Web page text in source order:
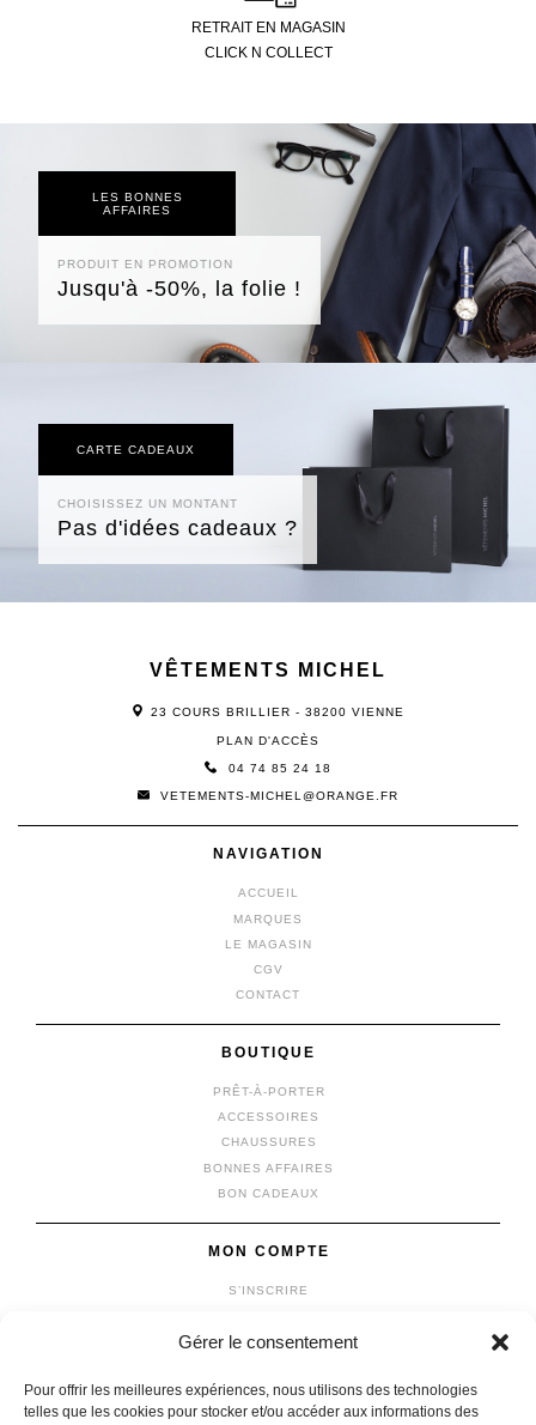
Gérer le consentement
Pour offrir les meilleures expériences, nous utilisons des technologies
telles que les cookies pour stocker et/ou accéder aux informations des
RETRAIT EN MAGASIN
CLICK N COLLECT
LES BONNES
AFFAIRES
PRODUIT EN PROMOTION
Jusqu'à -50%, la folie !
CARTE CADEAUX
CHOISISSEZ UN MONTANT
Pas d'idées cadeaux ?
VÊTEMENTS MICHEL
23 COURS BRILLIER - 38200 VIENNE
PLAN D'ACCÈS
04 74 85 24 18
VETEMENTS-MICHEL@ORANGE.FR
NAVIGATION
ACCUEIL
MARQUES
LE MAGASIN
CGV
CONTACT
BOUTIQUE
PRÊT-À-PORTER
ACCESSOIRES
CHAUSSURES
BONNES AFFAIRES
BON CADEAUX
MON COMPTE
S’INSCRIRE
MON COMPTE
MON PANIER